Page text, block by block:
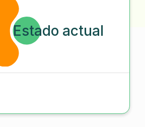
Estado actual